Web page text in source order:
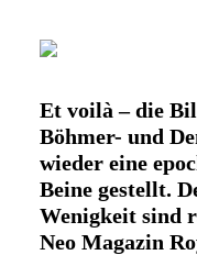
Et voilà – die
Böhmer- und
wieder eine
Beine gestellt.
Wenigkeit sind
Neo Magazin